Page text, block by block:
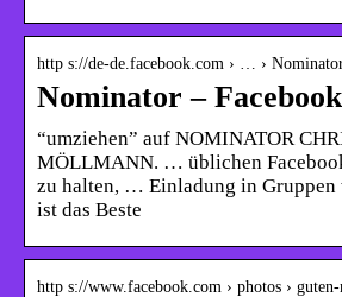
http s://de-de.facebook.com › … ›
Nominator – Facebook
“umziehen” auf NOMINATOR
MÖLLMANN. … üblichen
zu halten, … Einladung in Gruppen
ist das Beste
http s://www.facebook.com › photos ›